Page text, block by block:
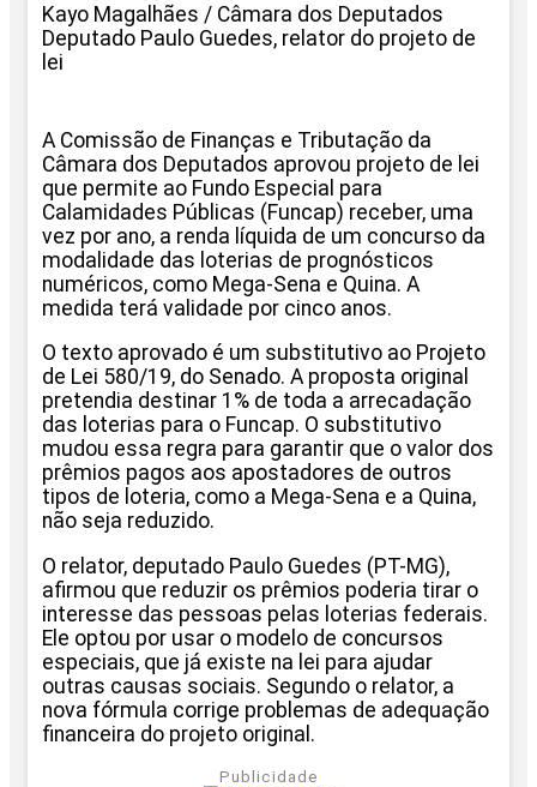
Kayo Magalhães / Câmara dos Deputados
Deputado Paulo Guedes, relator do projeto de
lei
A Comissão de Finanças e Tributação da
Câmara dos Deputados aprovou projeto de lei
que permite ao Fundo Especial para
Calamidades Públicas (Funcap) receber, uma
vez por ano, a renda líquida de um concurso da
modalidade das loterias de prognósticos
numéricos, como Mega-Sena e Quina. A
medida terá validade por cinco anos.
O texto aprovado é um substitutivo ao Projeto
de Lei 580/19, do Senado. A proposta original
pretendia destinar 1% de toda a arrecadação
das loterias para o Funcap. O substitutivo
mudou essa regra para garantir que o valor dos
prêmios pagos aos apostadores de outros
tipos de loteria, como a Mega-Sena e a Quina,
não seja reduzido.
O relator, deputado Paulo Guedes (PT-MG),
afirmou que reduzir os prêmios poderia tirar o
interesse das pessoas pelas loterias federais.
Ele optou por usar o modelo de concursos
especiais, que já existe na lei para ajudar
outras causas sociais. Segundo o relator, a
nova fórmula corrige problemas de adequação
financeira do projeto original.
Publicidade